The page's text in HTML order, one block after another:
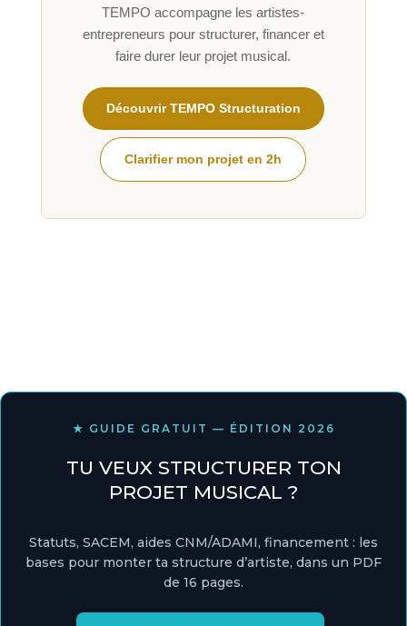
TEMPO accompagne les artistes-
entrepreneurs pour structurer, financer et
faire durer leur projet musical.
Découvrir TEMPO Structuration
Clarifier mon projet en 2h
★ GUIDE GRATUIT — ÉDITION 2026
TU VEUX STRUCTURER TON
PROJET MUSICAL ?
Statuts, SACEM, aides CNM/ADAMI, financement : les
bases pour monter ta structure d’artiste, dans un PDF
de 16 pages.